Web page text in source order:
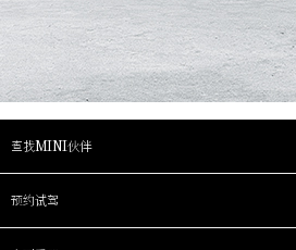
查找MINI伙伴
预约试驾